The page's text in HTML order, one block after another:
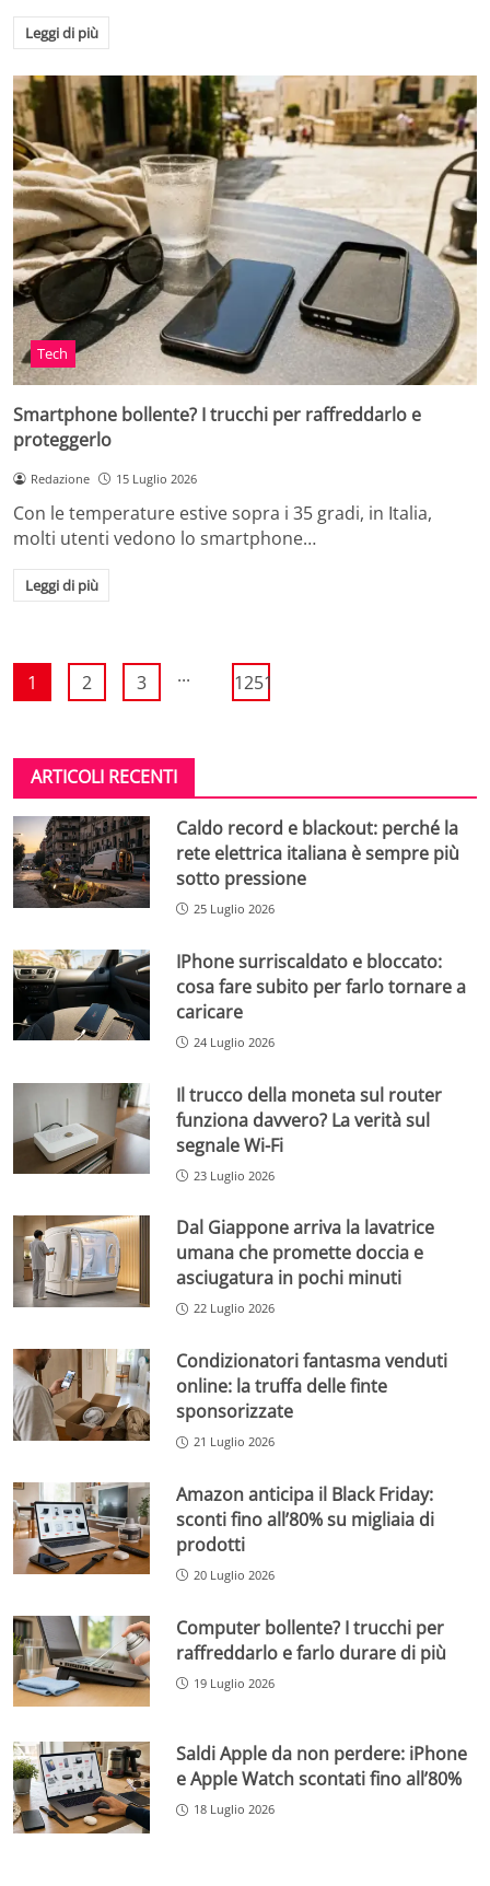
Leggi di più
Tech
Smartphone bollente? I trucchi per raffreddarlo e
proteggerlo
Redazione 15 Luglio 2026
Con le temperature estive sopra i 35 gradi, in Italia,
molti utenti vedono lo smartphone…
Leggi di più
1 2 3 ... 1251
ARTICOLI RECENTI
Caldo record e blackout: perché la
rete elettrica italiana è sempre più
sotto pressione
25 Luglio 2026
IPhone surriscaldato e bloccato:
cosa fare subito per farlo tornare a
caricare
24 Luglio 2026
Il trucco della moneta sul router
funziona davvero? La verità sul
segnale Wi-Fi
23 Luglio 2026
Dal Giappone arriva la lavatrice
umana che promette doccia e
asciugatura in pochi minuti
22 Luglio 2026
Condizionatori fantasma venduti
online: la truffa delle finte
sponsorizzate
21 Luglio 2026
Amazon anticipa il Black Friday:
sconti fino all’80% su migliaia di
prodotti
20 Luglio 2026
Computer bollente? I trucchi per
raffreddarlo e farlo durare di più
19 Luglio 2026
Saldi Apple da non perdere: iPhone
e Apple Watch scontati fino all’80%
18 Luglio 2026